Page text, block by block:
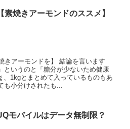
【素焼きアーモンドのススメ】
きアーモンドを】 結論を言います
というのと「糖分が少ないため健康
、1kgとまとめて入っているものもあ
も小分けされたも...
モバイルはデータ無制限？